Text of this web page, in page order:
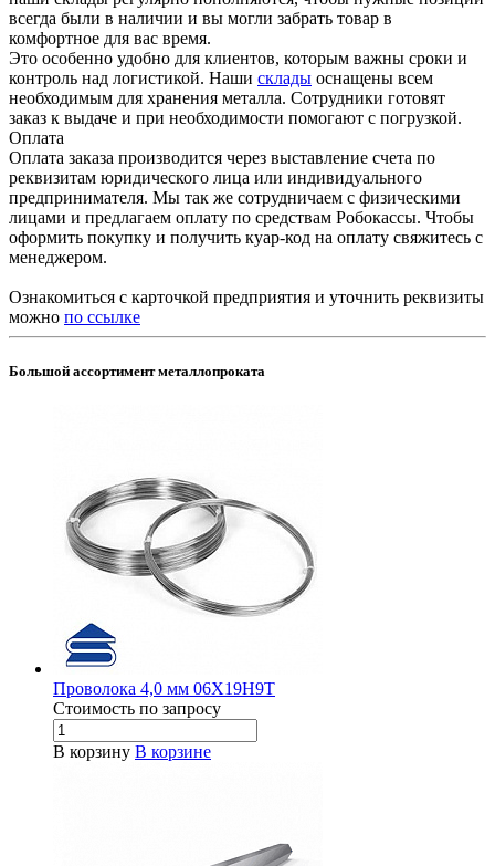
всегда были в наличии и вы могли забрать товар в
комфортное для вас время.
Это особенно удобно для клиентов, которым важны сроки и
контроль над логистикой. Наши склады оснащены всем
необходимым для хранения металла. Сотрудники готовят
заказ к выдаче и при необходимости помогают с погрузкой.
Оплата
Оплата заказа производится через выставление счета по
реквизитам юридического лица или индивидуального
предпринимателя. Мы так же сотрудничаем с физическими
лицами и предлагаем оплату по средствам Робокассы. Чтобы
оформить покупку и получить куар-код на оплату свяжитесь с
менеджером.
Ознакомиться с карточкой предприятия и уточнить реквизиты
можно по ссылке
Большой ассортимент металлопроката
Проволока 4,0 мм 06Х19Н9Т
Стоимость по запросу
В корзину В корзине